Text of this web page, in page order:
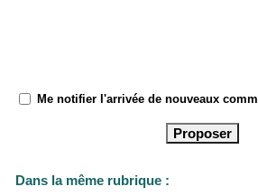
Me notifier l'arrivée de nouveaux
Dans la même rubrique :